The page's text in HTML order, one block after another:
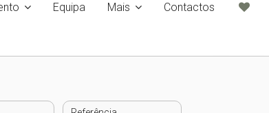
Equipa Mais Contactos